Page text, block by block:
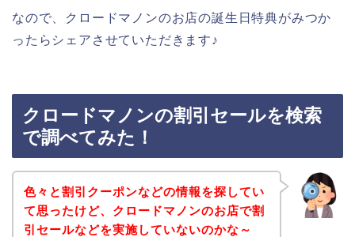
なので、クロードマノンのお店の誕生日特典がみつか
ったらシェアさせていただきます♪
クロードマノンの割引セールを検索
で調べてみた！
色々と割引クーポンなどの情報を探してい
て思ったけど、クロードマノンのお店で割
引セールなどを実施していないのかな～